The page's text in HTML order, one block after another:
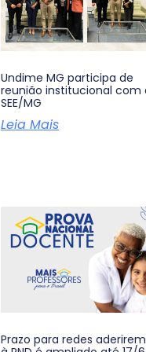
Undime MG participa de
reunião institucional com
SEE/MG
Leia Mais
Prazo para redes aderirem